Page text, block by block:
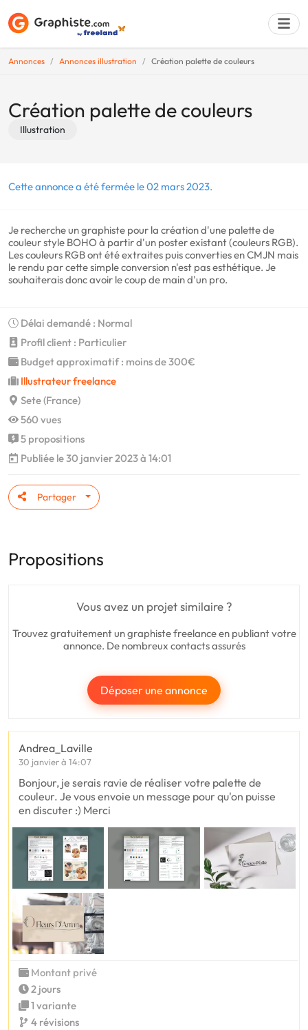
Annonces Annonces illustration Création palette de couleurs
Création palette de couleurs
Illustration
Cette annonce a été fermée le 02 mars 2023.
Je recherche un graphiste pour la création d'une palette de
couleur style BOHO à partir d'un poster existant (couleurs RGB).
Les couleurs RGB ont été extraites puis converties en CMJN mais
le rendu par cette simple conversion n'est pas esthétique. Je
souhaiterais donc avoir le coup de main d'un pro.
Délai demandé : Normal
Profil client : Particulier
Budget approximatif : moins de 300€
Illustrateur freelance
Sete (France)
560 vues
5 propositions
Publiée le 30 janvier 2023 à 14:01
Partager
Propositions
Vous avez un projet similaire ?
Trouvez gratuitement un graphiste freelance en publiant votre
annonce. De nombreux contacts assurés
Déposer une annonce
Andrea_Laville
30 janvier à 14:07
Bonjour, je serais ravie de réaliser votre palette de
couleur. Je vous envoie un message pour qu'on puisse
en discuter :) Merci
Montant privé
2 jours
1 variante
4 révisions